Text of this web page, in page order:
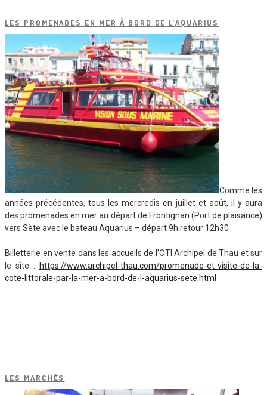
LES PROMENADES EN MER À BORD DE L’AQUARIUS
Comme les
années précédentes, tous les mercredis en juillet et août, il y aura
des promenades en mer au départ de Frontignan (Port de plaisance)
vers Sète avec le bateau Aquarius – départ 9h retour 12h30
Billetterie en vente dans les accueils de l’OTI Archipel de Thau et sur
le site :
https://www.archipel-thau.com/promenade-et-visite-de-la-
cote-littorale-par-la-mer-a-bord-de-l-aquarius-sete.html
LES MARCHÉS